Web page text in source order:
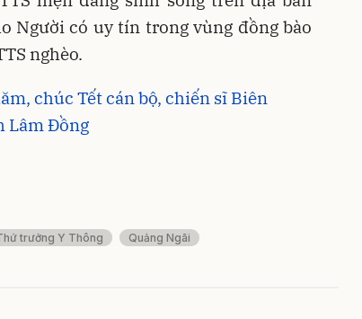
Người có uy tín trong vùng đồng bào
nghèo.
chúc Tết cán bộ, chiến sĩ Biên
Lâm Đồng
trưởng Y Thông Quảng Ngãi